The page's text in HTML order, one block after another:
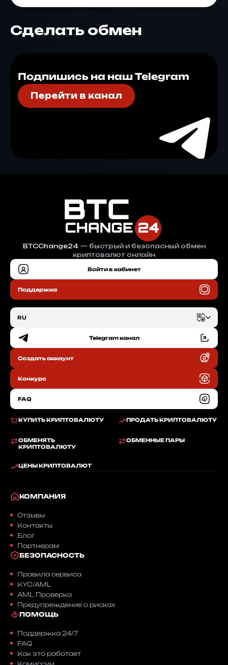
Сделать обмен
Подпишись на наш Telegram
Перейти в канал
BTCChange24— быстрый и безопасный обмен
криптовалют онлайн
Войти в кабинет
Поддержка
КУПИТЬ КРИПТОВАЛЮТУ ПРОДАТЬ КРИПТОВАЛЮТУ
ОБМЕНЯТЬ
КРИПТОВАЛЮТУ
ОБМЕННЫЕ ПАРЫ
ЦЕНЫ КРИПТОВАЛЮТ
RU
EN Telegram канал
Создать аккаунт
Конкурс
FAQ
КОМПАНИЯ
Отзывы
Контакты
Блог
Партнерам
БЕЗОПАСНОСТЬ
Правила сервиса
KYC/AML
AML Проверка
Предупреждение о рисках
ПОМОЩЬ
Поддержка 24/7
FAQ
Как это работает